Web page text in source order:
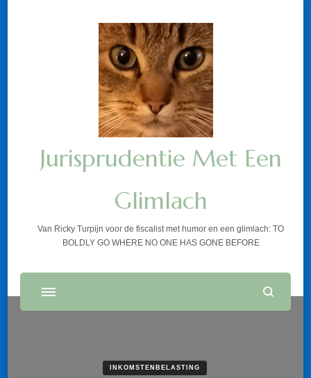
Jurisprudentie Met Een
Glimlach
Van Ricky Turpijn voor de fiscalist met humor en een glimlach: TO
BOLDLY GO WHERE NO ONE HAS GONE BEFORE
INKOMSTENBELASTING